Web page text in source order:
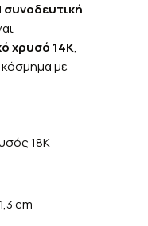
συνοδευτική
χρυσό 14K,
με
18K
cm